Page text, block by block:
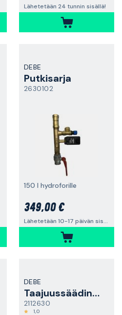
Lähetetään 24 tunnin sisällä!
DEBE
Putkisarja
2630102
150 l hydroforille
349,00 €
Lähetetään 10-17 päivän sisällä
DEBE
Taajuussäädinsarja
2112630
1,0